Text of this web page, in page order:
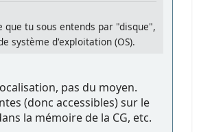
que tu sous entends par "disque",
système d'exploitation (OS).
pas du moyen.
(donc accessibles) sur le
la mémoire de la CG, etc.